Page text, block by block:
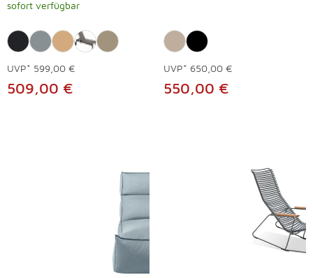
sofort verfügbar
UVP* 599,00 €
509,00 €
UVP* 650,00 €
550,00 €